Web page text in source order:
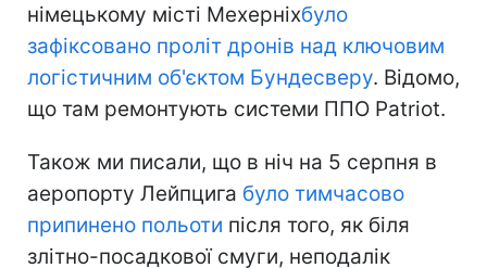
німецькому місті Мехерніхбуло
зафіксовано проліт дронів над ключовим
логістичним об'єктом Бундесверу. Відомо,
що там ремонтують системи ППО Patriot.
Також ми писали, що в ніч на 5 серпня в
аеропорту Лейпцига було тимчасово
припинено польоти після того, як біля
злітно-посадкової смуги, неподалік